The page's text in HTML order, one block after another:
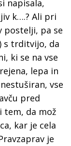
napisala,
k….? Ali pri
postelji, pa se
s trditvijo, da
ki se na vse
lepa in
vse
pred
tem, da mož
kar je cela
je